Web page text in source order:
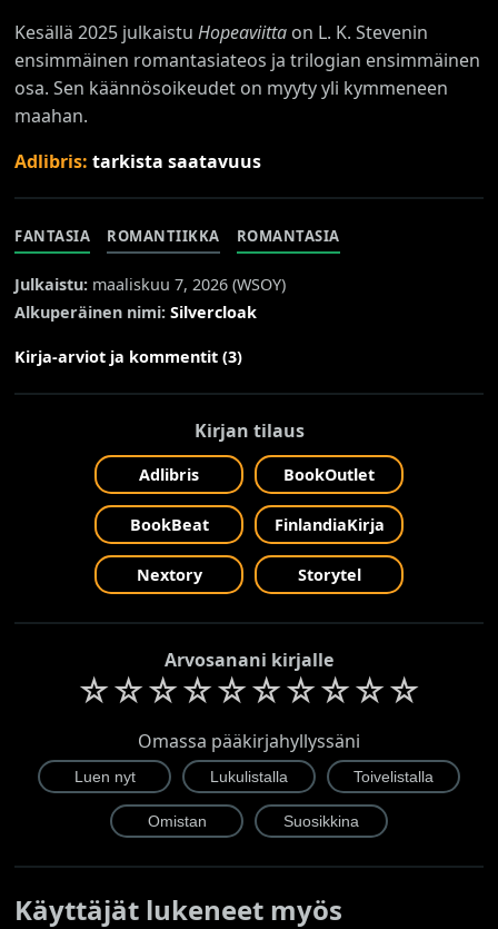
Kesällä 2025 julkaistuHopeaviitta on L. K. Stevenin
ensimmäinen romantasiateos ja trilogian ensimmäinen
osa. Sen käännösoikeudet on myyty yli kymmeneen
maahan.
Adlibris:tarkista saatavuus
FANTASIA ROMANTIIKKA ROMANTASIA
Julkaistu: maaliskuu 7, 2026 (WSOY)
Alkuperäinen nimi: Silvercloak
Kirja-arviot ja kommentit (3)
Kirjan tilaus
Adlibris BookOutlet
BookBeat FinlandiaKirja
Nextory Storytel
Arvosanani kirjalle
☆☆☆☆☆☆☆☆☆☆
Omassa pääkirjahyllyssäni
Käyttäjät lukeneet myös